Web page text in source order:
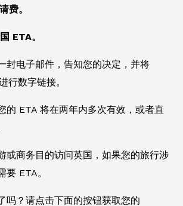
费。
ETA。
封电子邮件，告知您的决定，并将
行数字链接。
的 ETA 将在两年内多次有效，或者直
或商务目的访问英国，如果您的旅行涉
要 ETA。
吗？请点击下面的按钮获取您的